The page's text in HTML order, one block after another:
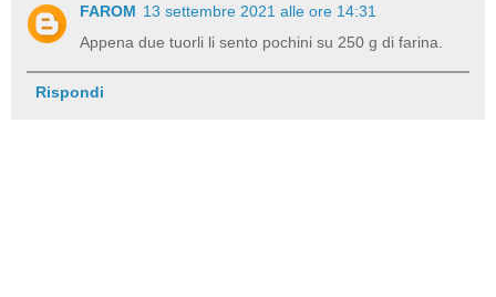
FAROM 13 settembre 2021 alle ore 14:31
Appena due tuorli li sento pochini su 250 g di farina.
Rispondi